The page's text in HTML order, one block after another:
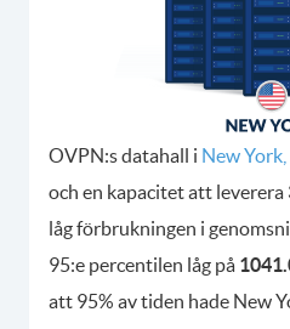
OVPN:s datahall i New York,
och en kapacitet att leverera
låg förbrukningen i
95:e percentilen låg på
att 95% av tiden hade New